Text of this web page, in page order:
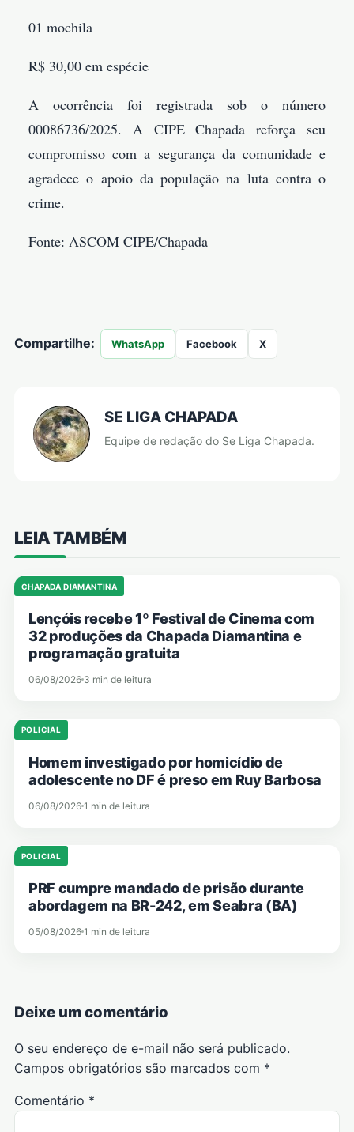
01 mochila
R$ 30,00 em espécie
A ocorrência foi registrada sob o número
00086736/2025. A CIPE Chapada reforça seu
compromisso com a segurança da comunidade e
agradece o apoio da população na luta contra o
crime.
Fonte: ASCOM CIPE/Chapada
Compartilhe: WhatsApp Facebook X
SE LIGA CHAPADA
Equipe de redação do Se Liga Chapada.
LEIA TAMBÉM
CHAPADA DIAMANTINA
Lençóis recebe 1º Festival de Cinema com
32 produções da Chapada Diamantina e
programação gratuita
06/08/2026 3 min de leitura
POLICIAL
Homem investigado por homicídio de
adolescente no DF é preso em Ruy Barbosa
06/08/2026 1 min de leitura
POLICIAL
PRF cumpre mandado de prisão durante
abordagem na BR-242, em Seabra (BA)
05/08/2026 1 min de leitura
Deixe um comentário
O seu endereço de e-mail não será publicado.
Campos obrigatórios são marcados com *
Comentário *